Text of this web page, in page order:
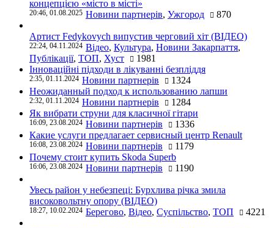
концепцією «місто в місті»
20:46, 01.08.2025 Новини партнерів, Ужгород 870
Артист Fedykovych випустив черговий хіт (ВІДЕО)
22:24, 04.11.2024 Відео, Культура, Новини Закарпаття,
Публікації, ТОП, Хуст
1981
Інноваційні підходи в лікуванні безпліддя
2:35, 01.11.2024 Новини партнерів
1324
Неожиданный подход к использованию лапши
2:32, 01.11.2024 Новини партнерів
1284
Як вибрати струни для класичної гітари
16:09, 23.08.2024 Новини партнерів
1336
Какие услуги предлагает сервисный центр Renault
16:08, 23.08.2024 Новини партнерів
1179
Почему стоит купить Skoda Superb
16:06, 23.08.2024 Новини партнерів 1190
Увесь район у небезпеці: Бурхлива річка змила
високовольтну опору (ВІДЕО)
18:27, 10.02.2024 Берегово, Відео, Суспільство, ТОП 4221